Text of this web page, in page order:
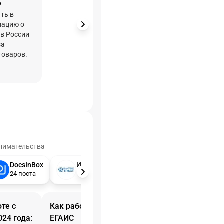
в
о
России
DocsInBox
24 поста
Инфотекс Интернет Траст
10 постов
с
года:
Как работать с УТМ
ЕГАИС